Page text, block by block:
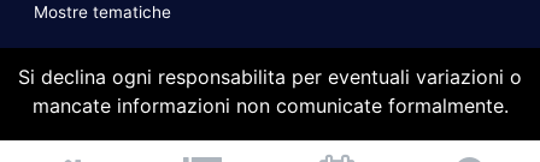
Mostre tematiche
Si declina ogni responsabilita per eventuali variazioni o
mancate informazioni non comunicate formalmente.